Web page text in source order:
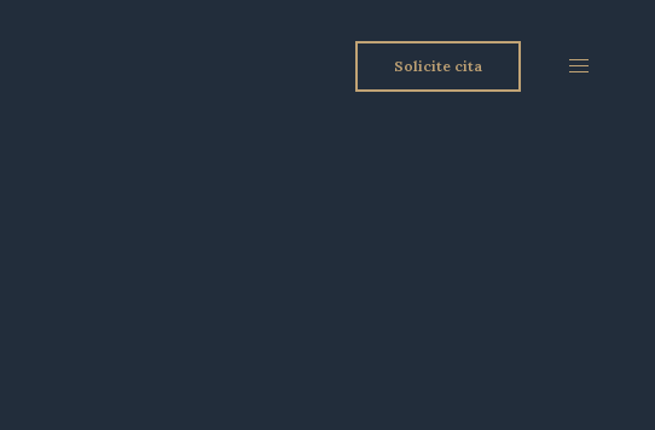
Solicite cita